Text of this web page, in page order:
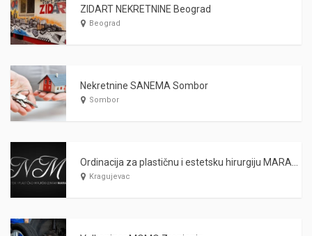
ZIDART NEKRETNINE Beograd
Beograd
Nekretnine SANEMA Sombor
Sombor
Kragujevac